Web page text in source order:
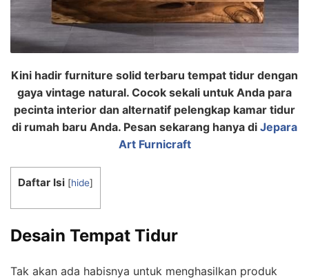
Kini hadir furniture solid terbaru tempat tidur dengan
gaya vintage natural. Cocok sekali untuk Anda para
pecinta interior dan alternatif pelengkap kamar tidur
di rumah baru Anda. Pesan sekarang hanya di Jepara
Art Furnicraft
Daftar Isi [hide]
Desain Tempat Tidur
Tak akan ada habisnya untuk menghasilkan produk